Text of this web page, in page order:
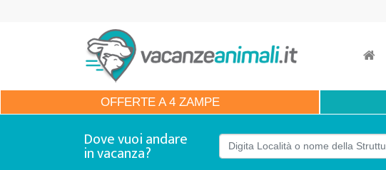
OFFERTEA 4 ZAMPE
Dove vuoi andare
in vacanza?